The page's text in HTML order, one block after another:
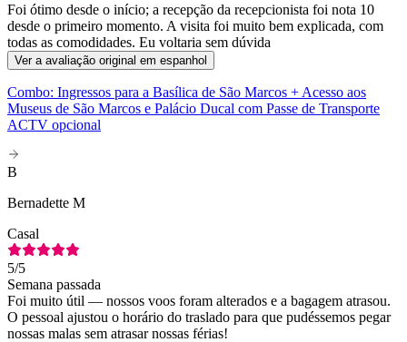
Foi ótimo desde o início; a recepção da recepcionista foi nota 10
desde o primeiro momento. A visita foi muito bem explicada, com
todas as comodidades. Eu voltaria sem dúvida
Ver a avaliação original em espanhol
Combo: Ingressos para a Basílica de São Marcos + Acesso aos
Museus de São Marcos e Palácio Ducal com Passe de Transporte
ACTV opcional
B
Bernadette M
Casal
5/5
Semana passada
Foi muito útil — nossos voos foram alterados e a bagagem atrasou.
O pessoal ajustou o horário do traslado para que pudéssemos pegar
nossas malas sem atrasar nossas férias!